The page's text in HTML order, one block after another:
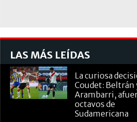
LAS MÁS LEÍDAS
La curiosa
Coudet: Beltrán
Arambarri,
octavos de
Sudamericana